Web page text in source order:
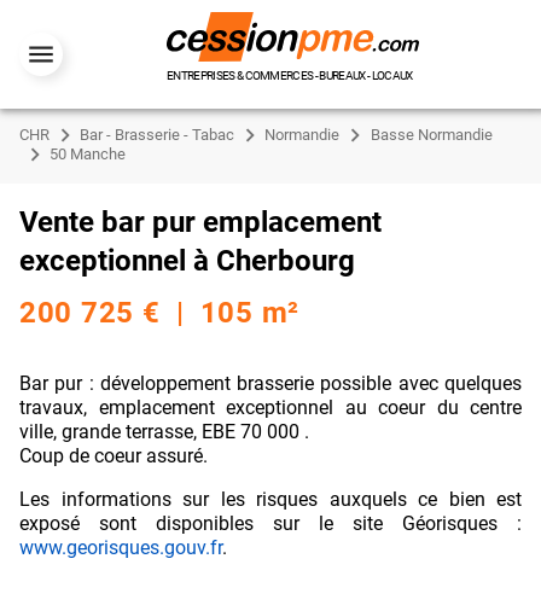
ENTREPRISES & COMMERCES - BUREAUX - LOCAUX
CHR Bar - Brasserie - Tabac Normandie
Basse Normandie
50 Manche
Vente bar pur emplacement
exceptionnel à Cherbourg
200 725 € | 105 m²
Bar pur : développement brasserie possible avec quelques
travaux, emplacement exceptionnel au coeur du centre
ville, grande terrasse, EBE 70 000 .
Coup de coeur assuré.
Les informations sur les risques auxquels ce bien est
exposé sont disponibles sur le site Géorisques :
www.georisques.gouv.fr.